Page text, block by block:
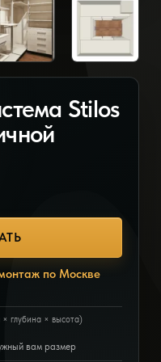
Stilos
по Москве
глубина × высота)
вам размер